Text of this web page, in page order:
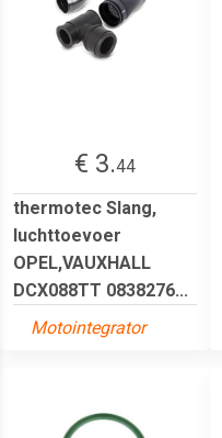
€ 3.44
thermotec Slang,
luchttoevoer
OPEL,VAUXHALL
DCX088TT 0838276...
Motointegrator